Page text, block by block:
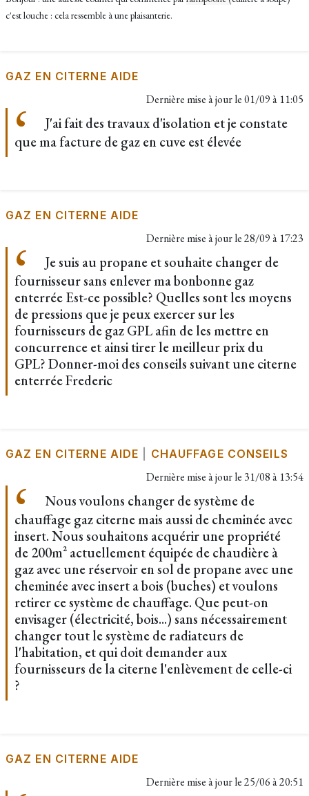
c'est louche : cela ressemble à une plaisanterie.
GAZ EN CITERNE AIDE
Dernière mise à jour le01/09 à 11:05
J'ai fait des travaux d'isolation et je constate
que ma facture de gaz en cuve est élevée
GAZ EN CITERNE AIDE
Dernière mise à jour le28/09 à 17:23
Je suis au propane et souhaite changer de
fournisseur sans enlever ma bonbonne gaz
enterrée Est-ce possible? Quelles sont les moyens
de pressions que je peux exercer sur les
fournisseurs de gaz GPL afin de les mettre en
concurrence et ainsi tirer le meilleur prix du
GPL? Donner-moi des conseils suivant une citerne
enterrée Frederic
GAZ EN CITERNE AIDE CHAUFFAGE CONSEILS
Dernière mise à jour le 31/08 à 13:54
Nous voulons changer de système de
chauffage gaz citerne mais aussi de cheminée avec
insert. Nous souhaitons acquérir une propriété
de 200m² actuellement équipée de chaudière à
gaz avec une réservoir en sol de propane avec une
cheminée avec insert a bois (buches) et voulons
retirer ce système de chauffage. Que peut-on
envisager (électricité, bois...) sans nécessairement
changer tout le système de radiateurs de
l'habitation, et qui doit demander aux
fournisseurs de la citerne l'enlèvement de celle-ci
?
GAZ EN CITERNE AIDE
Dernière mise à jour le25/06 à 20:51